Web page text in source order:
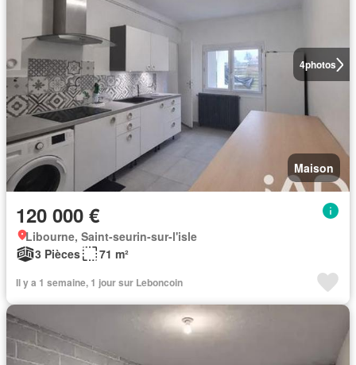
4photos
Maison
120 000 €
Libourne, Saint-seurin-sur-l'isle
3 Pièces
71 m²
Il y a 1 semaine, 1 jour sur Leboncoin